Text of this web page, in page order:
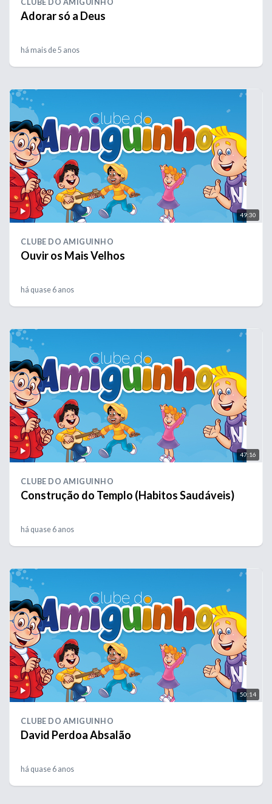
CLUBE DO AMIGUINHO
Adorar só a Deus
há mais de 5 anos
49:30
CLUBE DO AMIGUINHO
Ouvir os Mais Velhos
há quase 6 anos
47:16
CLUBE DO AMIGUINHO
Construção do Templo (Habitos Saudáveis)
há quase 6 anos
50:14
CLUBE DO AMIGUINHO
David Perdoa Absalão
há quase 6 anos